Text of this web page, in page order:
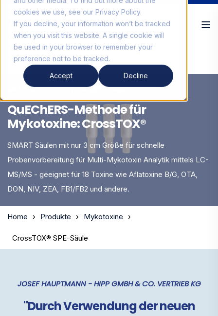
cookies we use, see our Privacy Policy.
If you decline, your information won’t be tracked
when you visit this website. A single cookie will
be used in your browser to remember your
preference not to be tracked.
Accept Decline
CrossTOX®
MULTI-MYKOTOXIN PROBENVORBEREITUNG
QuEChERS-Methode für
Mykotoxine: CrossTOX®
SMART Säulen mit nur 3 cm Größe für schnelle
Probenvorbereitung für Multi-Mykotoxin Analytik mittels LC-
MS/MS - geeignet für 18 Toxine wie Aflatoxine B/G, OTA,
DON, NIV, ZEA, FB1/FB2 und andere.
Home Produkte Mykotoxine
CrossTOX® SPE-Säule
JOSEF HAUPTMANN - HIPP GMBH & CO. VERTRIEB KG
"Durch Verwendung der neuen